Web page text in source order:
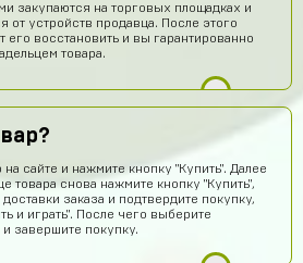
закупаются на торговых площадках и
от устройств продавца. После этого
восстановить и вы гарантированно
товара.
сайте и нажмите кнопку "Купить". Далее
товара снова нажмите кнопку "Купить",
заказа и подтвердите покупку,
и играть". После чего выберите
завершите покупку.
15 часов назад
13 часов назад
13 часов назад